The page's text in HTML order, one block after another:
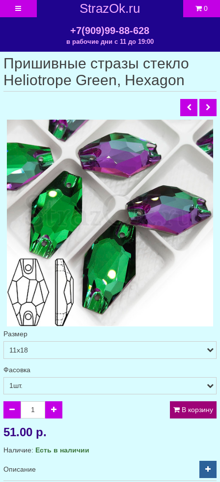
StrazOk.ru
+7(909)99-88-628
в рабочие дни с 11 до 19:00
0
Пришивные стразы стекло
Heliotrope Green, Hexagon
Размер
Фасовка
В корзину
51.00 р.
Наличие: Есть в наличии
Описание